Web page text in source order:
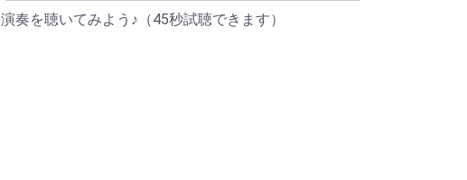
演奏を聴いてみよう♪（45秒試聴できます）